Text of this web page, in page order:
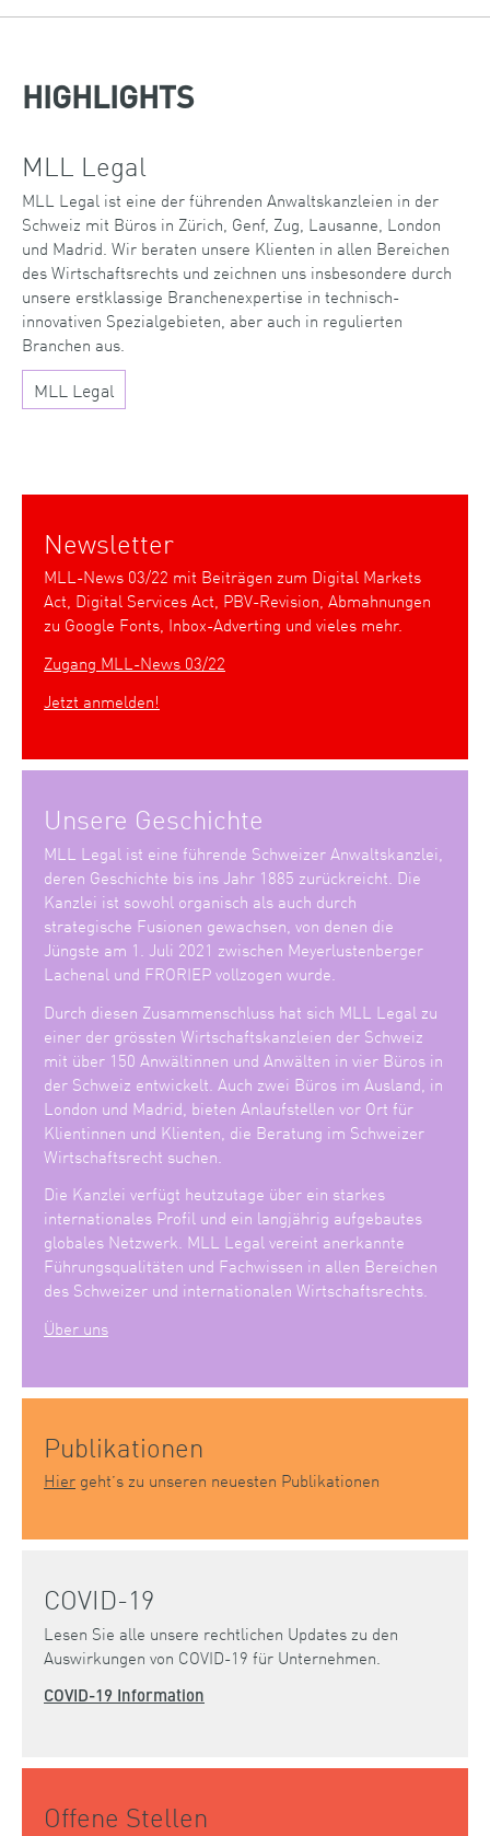
HIGHLIGHTS
MLL Legal
MLL Legal ist eine der führenden Anwaltskanzleien in der
Schweiz mit Büros in Zürich, Genf, Zug, Lausanne, London
und Madrid. Wir beraten unsere Klienten in allen Bereichen
des Wirtschaftsrechts und zeichnen uns insbesondere durch
unsere erstklassige Branchenexpertise in technisch-
innovativen Spezialgebieten, aber auch in regulierten
Branchen aus.
MLL Legal
Newsletter
MLL-News 03/22 mit Beiträgen zum Digital Markets
Act, Digital Services Act, PBV-Revision, Abmahnungen
zu Google Fonts, Inbox-Adverting und vieles mehr.
Zugang MLL-News 03/22
Jetzt anmelden!
Unsere Geschichte
MLL Legal ist eine führende Schweizer Anwaltskanzlei,
deren Geschichte bis ins Jahr 1885 zurückreicht. Die
Kanzlei ist sowohl organisch als auch durch
strategische Fusionen gewachsen, von denen die
Jüngste am 1. Juli 2021 zwischen Meyerlustenberger
Lachenal und FRORIEP vollzogen wurde.
Durch diesen Zusammenschluss hat sich MLL Legal zu
einer der grössten Wirtschaftskanzleien der Schweiz
mit über 150 Anwältinnen und Anwälten in vier Büros in
der Schweiz entwickelt. Auch zwei Büros im Ausland, in
London und Madrid, bieten Anlaufstellen vor Ort für
Klientinnen und Klienten, die Beratung im Schweizer
Wirtschaftsrecht suchen.
Die Kanzlei verfügt heutzutage über ein starkes
internationales Profil und ein langjährig aufgebautes
globales Netzwerk. MLL Legal vereint anerkannte
Führungsqualitäten und Fachwissen in allen Bereichen
des Schweizer und internationalen Wirtschaftsrechts.
Über uns
Publikationen
Hier geht’s zu unseren neuesten Publikationen
COVID-19
Lesen Sie alle unsere rechtlichen Updates zu den
Auswirkungen von COVID-19 für Unternehmen.
COVID-19 Information
Offene Stellen